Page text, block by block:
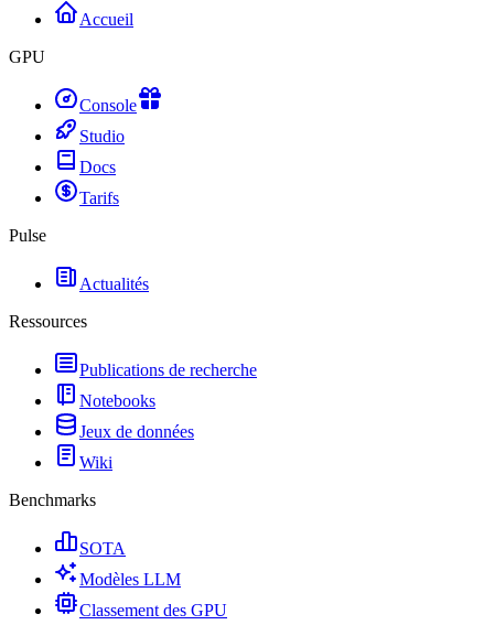
Accueil
GPU
Console
Studio
Docs
Tarifs
Pulse
Actualités
Ressources
Publications de recherche
Notebooks
Jeux de données
Wiki
Benchmarks
SOTA
Modèles LLM
Classement des GPU